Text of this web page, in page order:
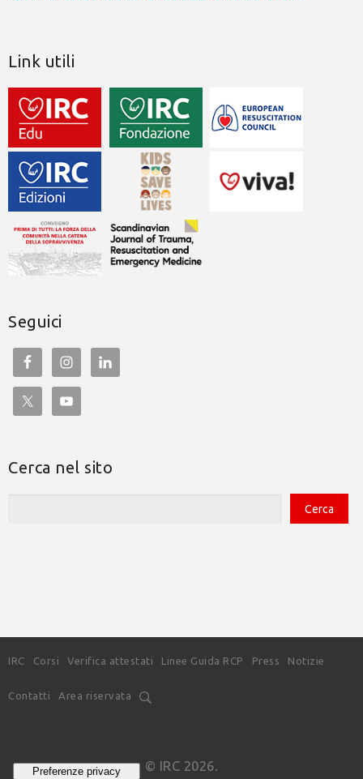
Link utili
Seguici
Cerca nel sito
IRC Corsi Verifica attestati Linee Guida RCP Press Notizie
Contatti Area riservata
© IRC 2026.